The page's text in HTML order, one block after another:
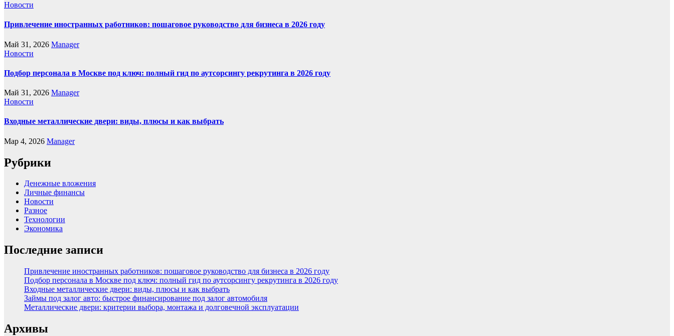
Новости
Привлечение иностранных работников: пошаговое руководство для бизнеса в 2026 году
Май 31, 2026 Manager
Новости
Подбор персонала в Москве под ключ: полный гид по аутсорсингу рекрутинга в 2026 году
Май 31, 2026 Manager
Новости
Входные металлические двери: виды, плюсы и как выбрать
Мар 4, 2026 Manager
Рубрики
Денежные вложения
Личные финансы
Новости
Разное
Технологии
Экономика
Последние записи
Привлечение иностранных работников: пошаговое руководство для бизнеса в 2026 году
Подбор персонала в Москве под ключ: полный гид по аутсорсингу рекрутинга в 2026 году
Входные металлические двери: виды, плюсы и как выбрать
Займы под залог авто: быстрое финансирование под залог автомобиля
Металлические двери: критерии выбора, монтажа и долговечной эксплуатации
Архивы